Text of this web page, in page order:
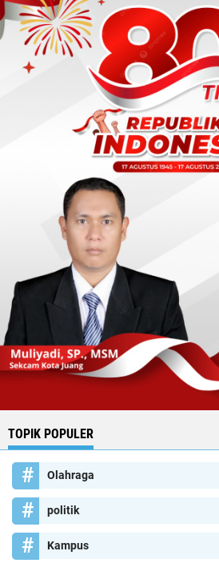
TOPIK POPULER
Olahraga
politik
Kampus